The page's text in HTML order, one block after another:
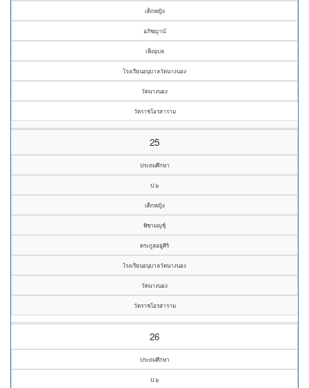
เด็กหญิง
อภิชญาน์
เพ็งอุบล
โรงเรียนอนุบาลวัดนางนอง
วัดนางนอง
วัดราชโอรสาราม
25
ประถมศึกษา
ป.๖
เด็กหญิง
พิชามญชุ์
ตระกูลอยู่ศิริ
โรงเรียนอนุบาลวัดนางนอง
วัดนางนอง
วัดราชโอรสาราม
26
ประถมศึกษา
ป.๖